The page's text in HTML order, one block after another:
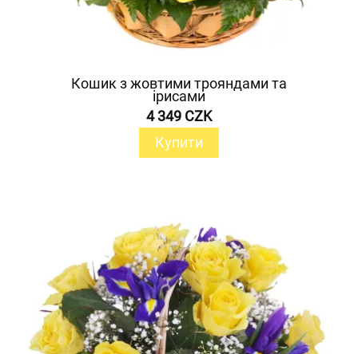
Кошик з жовтими трояндами та
ірисами
4 349 CZK
Купити